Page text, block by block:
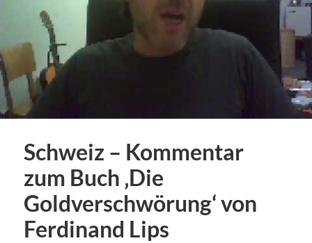
Schweiz – Kommentar
zum Buch ‚Die
Goldverschwörung‘ von
Ferdinand Lips